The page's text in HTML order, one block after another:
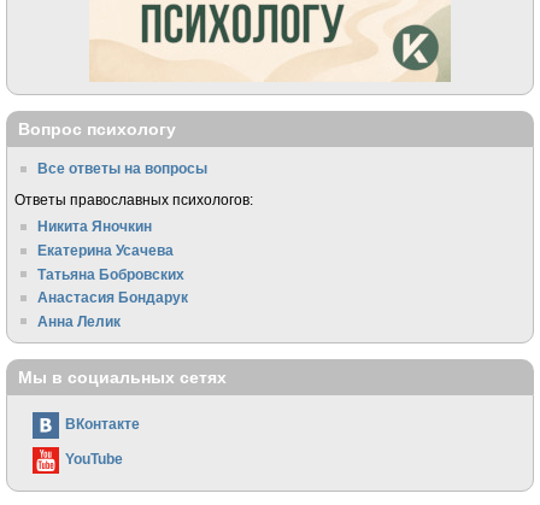
Вопрос психологу
Все ответы на вопросы
Ответы православных психологов:
Никита Яночкин
Екатерина Усачева
Татьяна Бобровских
Анастасия Бондарук
Анна Лелик
Мы в социальных сетях
ВКонтакте
YouTube